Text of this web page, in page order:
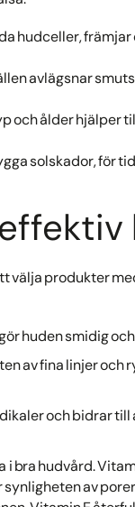
hudceller,
avlägsnar
och ålder hjälper
solskador, för
välja produkter
huden smidig
av fina linjer och
och bidrar
i bra hudvård.
av